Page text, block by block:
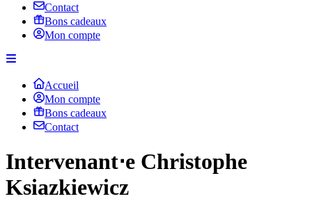
Contact
Bons cadeaux
Mon compte
Accueil
Mon compte
Bons cadeaux
Contact
Intervenant⋅e Christophe
Ksiazkiewicz